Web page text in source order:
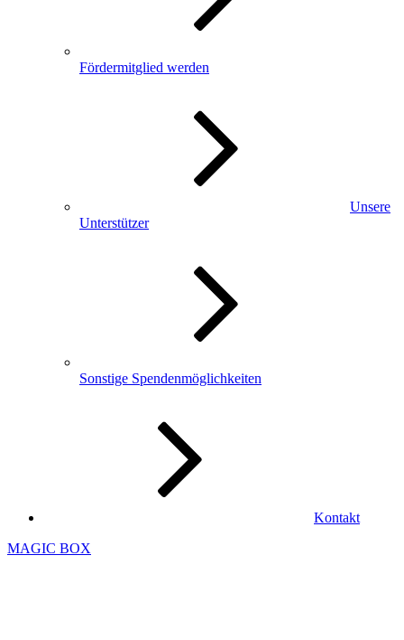
Fördermitglied werden
Unsere
Unterstützer
Sonstige Spendenmöglichkeiten
Kontakt
MAGIC BOX